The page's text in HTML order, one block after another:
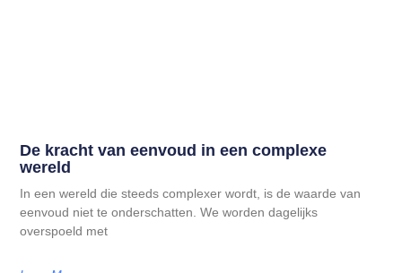
De kracht van eenvoud in een complexe
wereld
In een wereld die steeds complexer wordt, is de waarde van
eenvoud niet te onderschatten. We worden dagelijks
overspoeld met